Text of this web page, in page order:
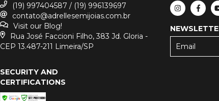
(19) 997404587 / (19) 996139697
contato@adrellesemijoias.com.br
Visit our Blog!
Rua José Faccioni Filho, 383 Jd. Gloria -
CEP 13.487-211 Limeira/SP
SECURITY AND
CERTIFICATIONS